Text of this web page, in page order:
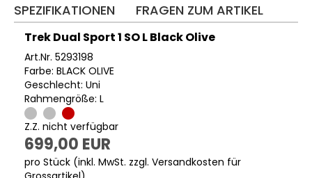
SPEZIFIKATIONEN
FRAGEN ZUM ARTIKEL
Trek Dual Sport 1 SO L Black Olive
Art.Nr. 5293198
Farbe: BLACK OLIVE
Geschlecht: Uni
Rahmengröße: L
Z.Z. nicht verfügbar
699,00 EUR
pro Stück (inkl. MwSt. zzgl. Versandkosten für